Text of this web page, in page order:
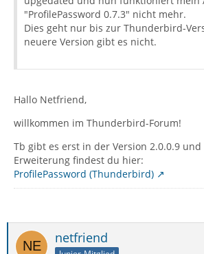
"ProfilePassword 0.7.3" nicht mehr.
Dies geht nur bis zur Thunderbird-
neuere Version gibt es nicht.
Hallo Netfriend,
willkommen im Thunderbird-Forum!
Tb gibt es erst in der Version 2.0.0.9
Erweiterung findest du hier:
ProfilePassword (Thunderbird)
netfriend